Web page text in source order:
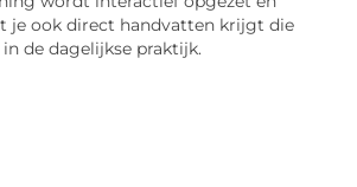
je ook direct handvatten krijgt die
de dagelijkse praktijk.